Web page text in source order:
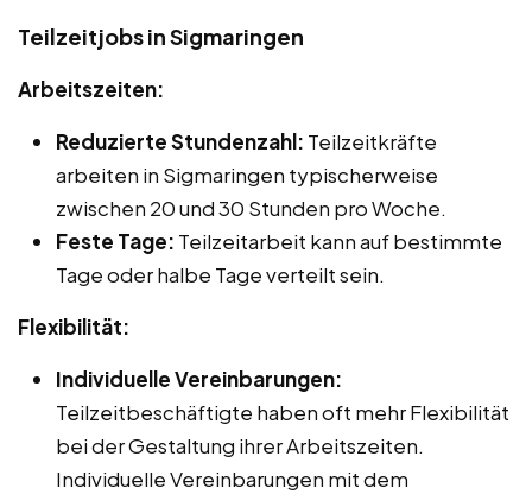
Teilzeitjobs in Sigmaringen
Arbeitszeiten:
Reduzierte Stundenzahl: Teilzeitkräfte
arbeiten in Sigmaringen typischerweise
zwischen 20 und 30 Stunden pro Woche.
Feste Tage: Teilzeitarbeit kann auf bestimmte
Tage oder halbe Tage verteilt sein.
Flexibilität:
Individuelle Vereinbarungen:
Teilzeitbeschäftigte haben oft mehr Flexibilität
bei der Gestaltung ihrer Arbeitszeiten.
Individuelle Vereinbarungen mit dem